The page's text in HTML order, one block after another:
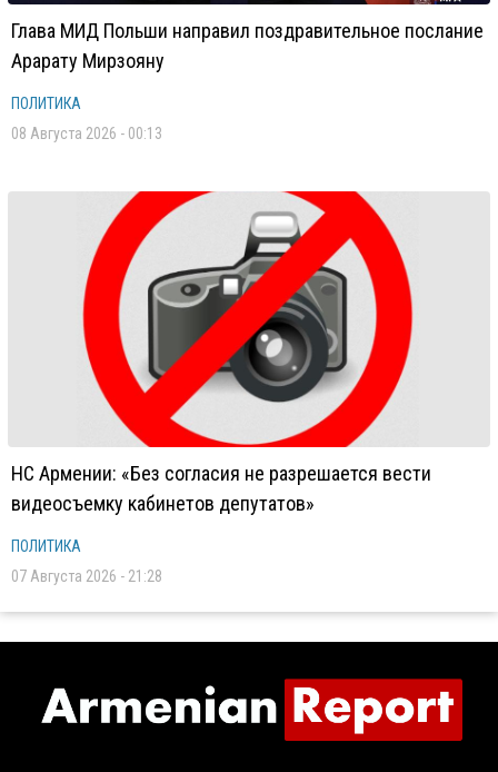
Глава МИД Польши направил поздравительное послание
Арарату Мирзояну
ПОЛИТИКА
08 Августа 2026 - 00:13
НС Армении: «Без согласия не разрешается вести
видеосъемку кабинетов депутатов»
ПОЛИТИКА
07 Августа 2026 - 21:28